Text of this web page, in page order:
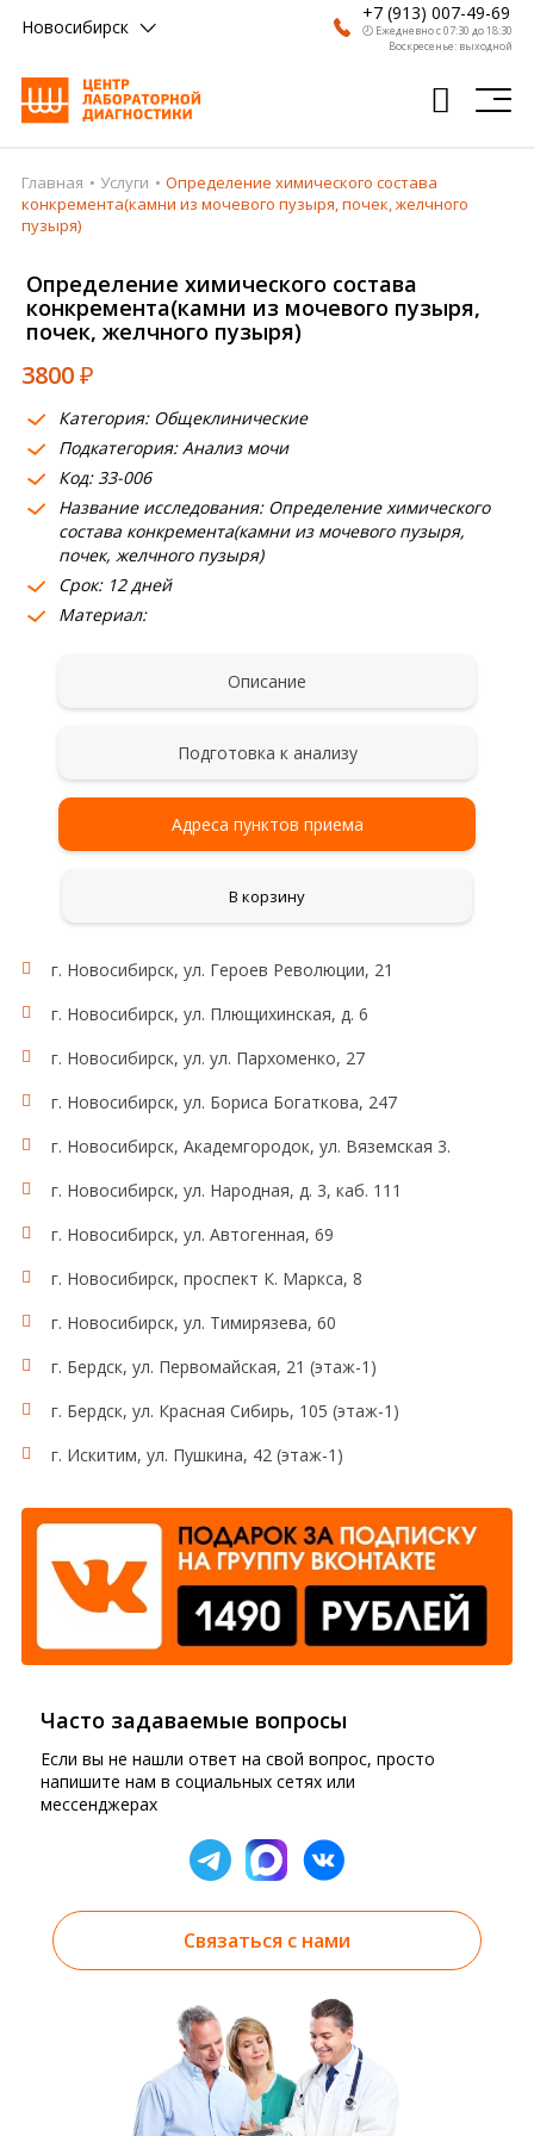
Новосибирск
+7 (913) 007-49-69
🕗 Ежедневно с 07:30 до 18:30
Воскресенье: выходной
Главная
Анализы
Врачи
Получить результат
Пациентам
О компании
Где сдать
Партнерам
Главная Услуги
Определение химического состава
конкремента(камни из мочевого пузыря, почек, желчного
пузыря)
Определение химического состава
конкремента(камни из мочевого пузыря,
почек, желчного пузыря)
3800₽
Категория: Общеклинические
Подкатегория: Анализ мочи
Код: 33-006
Название исследования: Определение химического
состава конкремента(камни из мочевого пузыря,
почек, желчного пузыря)
Срок: 12 дней
Материал:
Описание
Подготовка к анализу
Адреса пунктов приема
В корзину
г. Новосибирск, ул. Героев Революции, 21
г. Новосибирск, ул. Плющихинская, д. 6
г. Новосибирск, ул. ул. Пархоменко, 27
г. Новосибирск, ул. Бориса Богаткова, 247
г. Новосибирск, Академгородок, ул. Вяземская 3.
г. Новосибирск, ул. Народная, д. 3, каб. 111
г. Новосибирск, ул. Автогенная, 69
г. Новосибирск, проспект К. Маркса, 8
г. Новосибирск, ул. Тимирязева, 60
г. Бердск, ул. Первомайская, 21 (этаж-1)
г. Бердск, ул. Красная Сибирь, 105 (этаж-1)
г. Искитим, ул. Пушкина, 42 (этаж-1)
Часто задаваемые вопросы
Если вы не нашли ответ на свой вопрос, просто
напишите нам в социальных сетях или
мессенджерах
Связаться с нами